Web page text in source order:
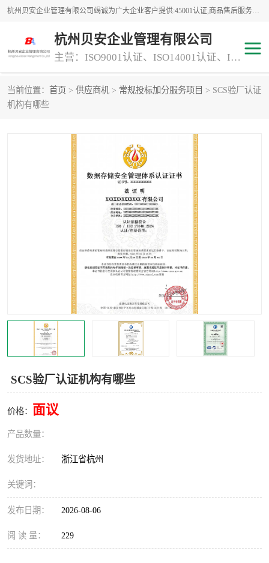
杭州贝安企业管理有限公司竭诚为广大企业客户提供:45001认证,商品售后服务认证,CE认证,知识产权体系认证,iso体系认证等服务,公司提供一条认证服务,方便快捷.
杭州贝安企业管理有限公司
主营：ISO9001认证、ISO14001认证、ISO认证、ISO22000认证、ISO/TS16949认证,FSC森林认证
当前位置： 首页 > 供应商机 > 常规投标加分服务项目 > SCS验厂认证
机构有哪些
SCS验厂认证机构有哪些
价格： 面议
产品数量：
发货地址： 浙江省杭州
关键词：
发布日期： 2026-08-06
阅 读 量： 229
商品售后服务认证
专业资质评价证书(1)
45001认证
GJB 9001C-2017 知识产权体系认证
交通运输服务
消防设施工程专业承包
交通运输服务认证
ISO9001认证 ISO14001认证
ISO认证 OHSAS18001认证
iso22000认证
ISO27001信息安全认证